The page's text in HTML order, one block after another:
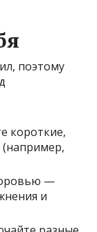
поэтому
короткие,
—
и